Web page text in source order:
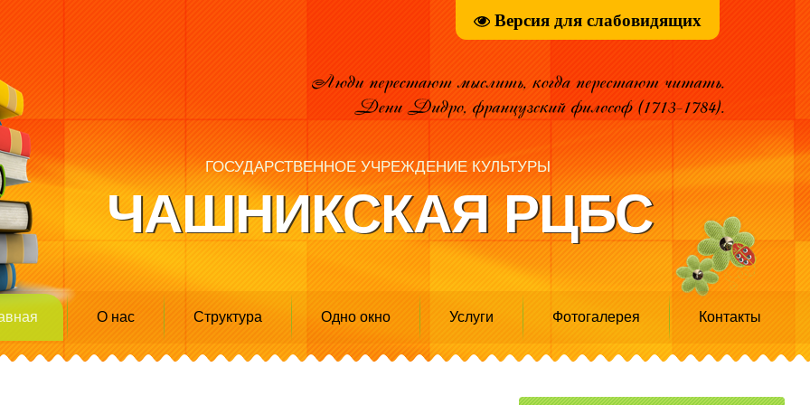
Версия для слабовидящих
ЧАШНИКСКАЯ РЦБС
ГОСУДАРСТВЕННОЕ УЧРЕЖДЕНИЕ КУЛЬТУРЫ
О нас Структура Одно окно Услуги Фотогалерея Контакты